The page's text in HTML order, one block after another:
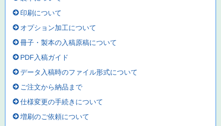
印刷について
オプション加工について
冊子・製本の入稿原稿について
PDF入稿ガイド
データ入稿時のファイル形式について
ご注文から納品まで
仕様変更の手続きについて
増刷のご依頼について